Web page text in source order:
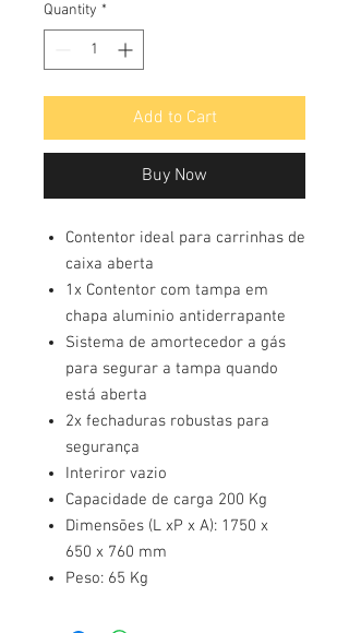
Quantity *
Add to Cart
Buy Now
Contentor ideal para carrinhas de
caixa aberta
1x Contentor com tampa em
chapa aluminio antiderrapante
Sistema de amortecedor a gás
para segurar a tampa quando
está aberta
2x fechaduras robustas para
segurança
Interiror vazio
Capacidade de carga 200 Kg
Dimensões (L xP x A): 1750 x
650 x 760 mm
Peso: 65 Kg